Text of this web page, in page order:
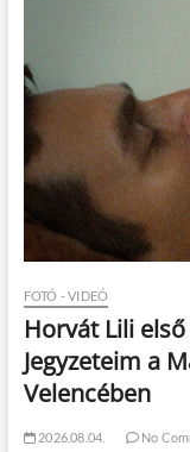
FOTÓ - VIDEÓ
Horvát Lili
Jegyzeteim a
Velencében
2026.08.04. No